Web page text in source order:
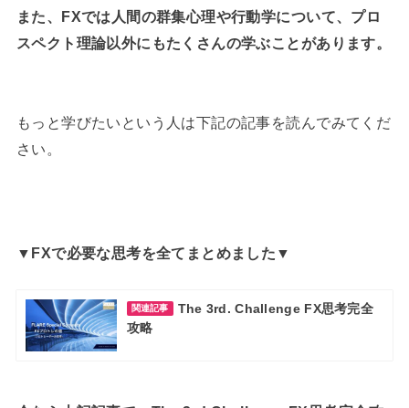
また、FXでは人間の群集心理や行動学について、プロ
スペクト理論以外にもたくさんの学ぶことがあります。
もっと学びたいという人は下記の記事を読んでみてくだ
さい。
▼FXで必要な思考を全てまとめました▼
関連記事
The 3rd. Challenge FX思考完全
攻略